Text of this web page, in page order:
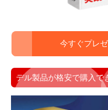
今すぐプレ
デル製品が格安で購入で